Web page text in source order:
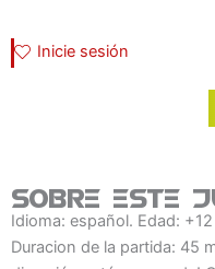
Inicie sesión
Sobre este
Idioma: español. Edad:
Duracion de la partida: 45